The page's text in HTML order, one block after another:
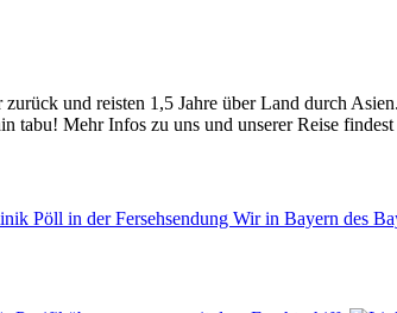
und reisten 1,5 Jahre über Land durch
tabu! Mehr Infos zu uns und unserer Reise